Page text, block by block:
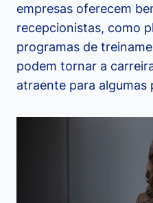
empresas oferecem
recepcionistas, como
programas de
podem tornar a
atraente para algumas